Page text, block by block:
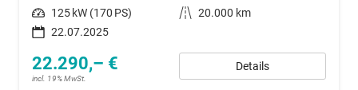
Leistung 125 kW (170 PS) Kilometerstand 20.000 km
22.07.2025
22.290,– €
incl. 19% MwSt.
Details